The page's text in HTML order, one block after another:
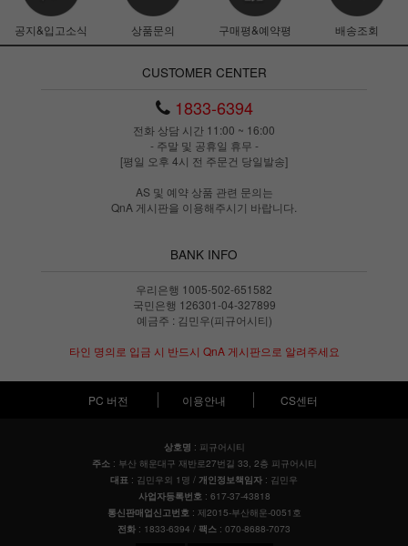
공지&입고소식 상품문의 구매평&예약평 배송조회
CUSTOMER CENTER
1833-6394
전화 상담 시간 11:00 ~ 16:00
- 주말 및 공휴일 휴무 -
[평일 오후 4시 전 주문건 당일발송]
AS 및 예약 상품 관련 문의는
QnA 게시판을 이용해주시기 바랍니다.
BANK INFO
우리은행 1005-502-651582
국민은행 126301-04-327899
예금주 : 김민우(피규어시티)
타인 명의로 입금 시 반드시 QnA 게시판으로 알려주세요
PC 버전 이용안내 CS센터
상호명 : 피규어시티
주소: 부산 해운대구 재반로27번길 33, 2층 피규어시티
대표 : 김민우외 1명 / 개인정보책임자 : 김민우
사업자등록번호: 617-37-43818
통신판매업신고번호: 제2015-부산해운-0051호
전화 : 1833-6394 / 팩스 : 070-8688-7073